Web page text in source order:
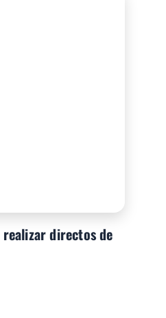
directos de